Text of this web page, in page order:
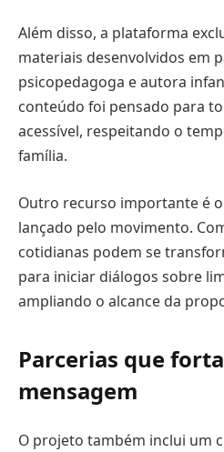
Além disso, a plataforma
materiais desenvolvidos em
psicopedagoga e autora
conteúdo foi pensado para
acessível, respeitando o
família.
Outro recurso importante é o
lançado pelo movimento.
cotidianas podem se
para iniciar diálogos sobre
ampliando o alcance da
Parcerias que
mensagem
O projeto também inclui um